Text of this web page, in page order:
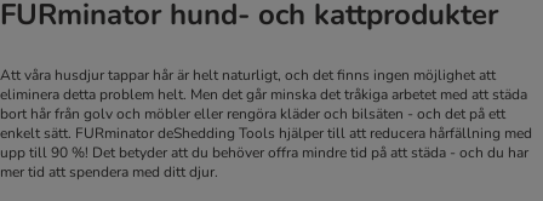
FURminator hund- och kattprodukter
Att våra husdjur tappar hår är helt naturligt, och det finns ingen möjlighet att
eliminera detta problem helt. Men det går minska det tråkiga arbetet med att städa
bort hår från golv och möbler eller rengöra kläder och bilsäten - och det på ett
enkelt sätt. FURminator deShedding Tools hjälper till att reducera hårfällning med
upp till 90 %! Det betyder att du behöver offra mindre tid på att städa - och du har
mer tid att spendera med ditt djur.